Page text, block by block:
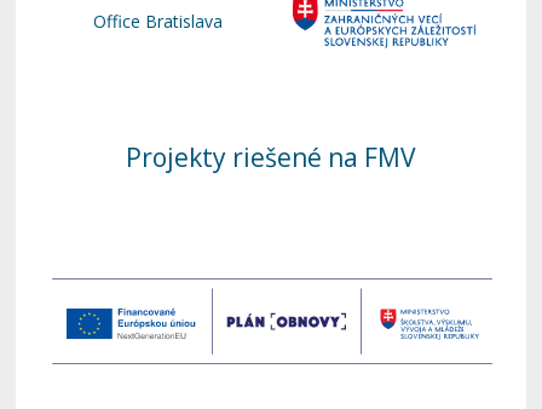
Office Bratislava
Projekty riešené na FMV